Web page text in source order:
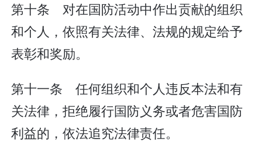
第十条 对在国防活动中作出贡献的组织
和个人，依照有关法律、法规的规定给予
表彰和奖励。
第十一条 任何组织和个人违反本法和有
关法律，拒绝履行国防义务或者危害国防
利益的，依法追究法律责任。